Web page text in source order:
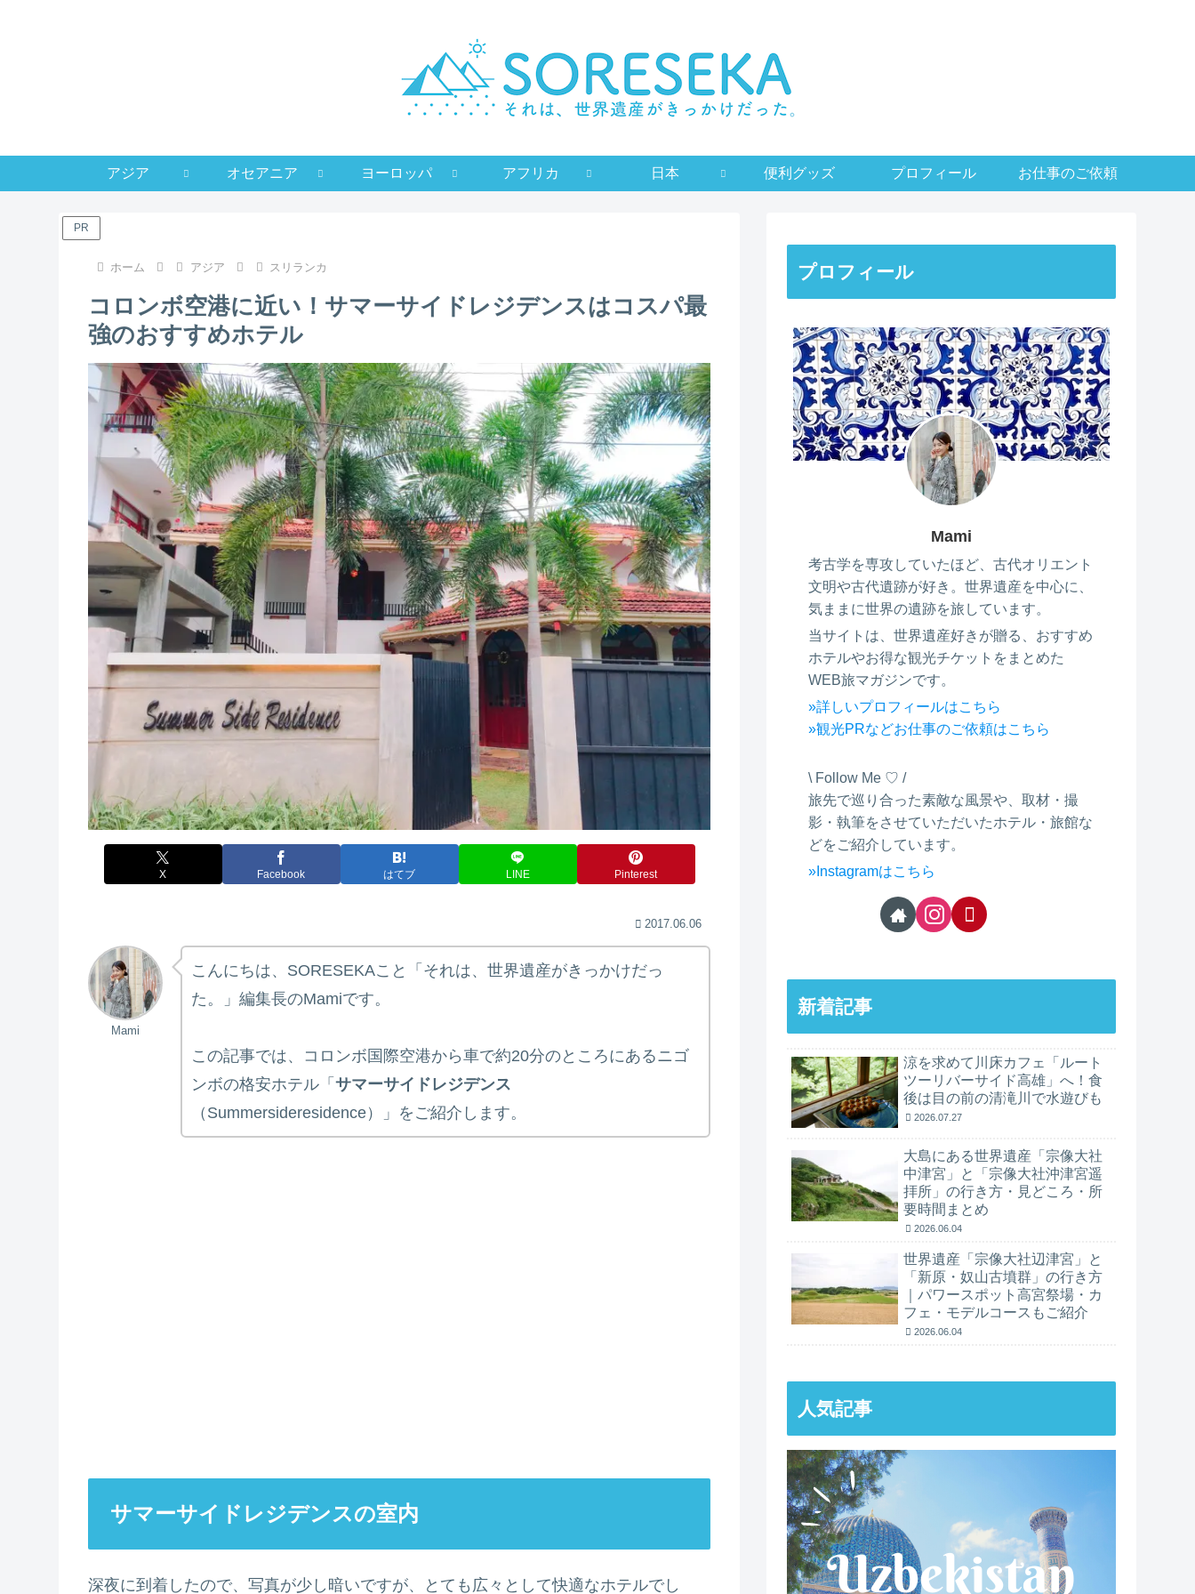
アジア オセアニア ヨーロッパ アフリカ 日本 便利グッズ プロフィール お仕事のご依頼
PR
ホーム アジア スリランカ
コロンボ空港に近い！サマーサイドレジデンスはコスパ最
強のおすすめホテル
X Facebook はてブ LINE Pinterest
2017.06.06
Mami
こんにちは、SORESEKAこと「それは、世界遺産がきっかけだっ
た。」編集長のMamiです。
この記事では、コロンボ国際空港から車で約20分のところにあるニゴ
ンボの格安ホテル「 サマーサイドレジデンス
（Summersideresidence）」をご紹介します。
サマーサイドレジデンスの室内
深夜に到着したので、写真が少し暗いですが、とても広々として快適なホテルでし
プロフィール
Mami
考古学を専攻していたほど、古代オリエント
文明や古代遺跡が好き。世界遺産を中心に、
気ままに世界の遺跡を旅しています。
当サイトは、世界遺産好きが贈る、おすすめ
ホテルやお得な観光チケットをまとめた
WEB旅マガジンです。
»詳しいプロフィールはこちら
»観光PRなどお仕事のご依頼はこちら
\ Follow Me ♡ /
旅先で巡り合った素敵な風景や、取材・撮
影・執筆をさせていただいたホテル・旅館な
どをご紹介しています。
»Instagramはこちら
新着記事
涼を求めて川床カフェ「ルート
ツーリバーサイド高雄」へ！食
後は目の前の清滝川で水遊びも
2026.07.27
大島にある世界遺産「宗像大社
中津宮」と「宗像大社沖津宮遥
拝所」の行き方・見どころ・所
要時間まとめ
2026.06.04
世界遺産「宗像大社辺津宮」と
「新原・奴山古墳群」の行き方
｜パワースポット高宮祭場・カ
フェ・モデルコースもご紹介
2026.06.04
人気記事